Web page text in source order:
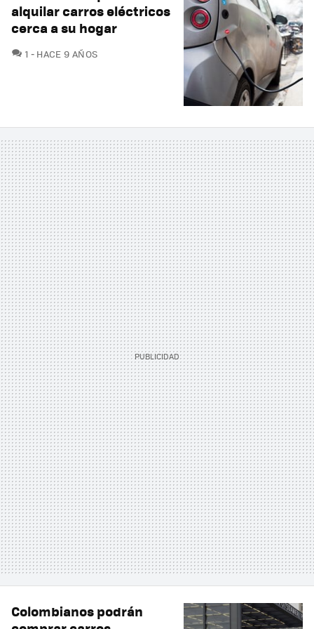
alquilar carros eléctricos
cerca a su hogar
1 COMENTARIOS
HACE 9 AÑOS
Colombianos podrán